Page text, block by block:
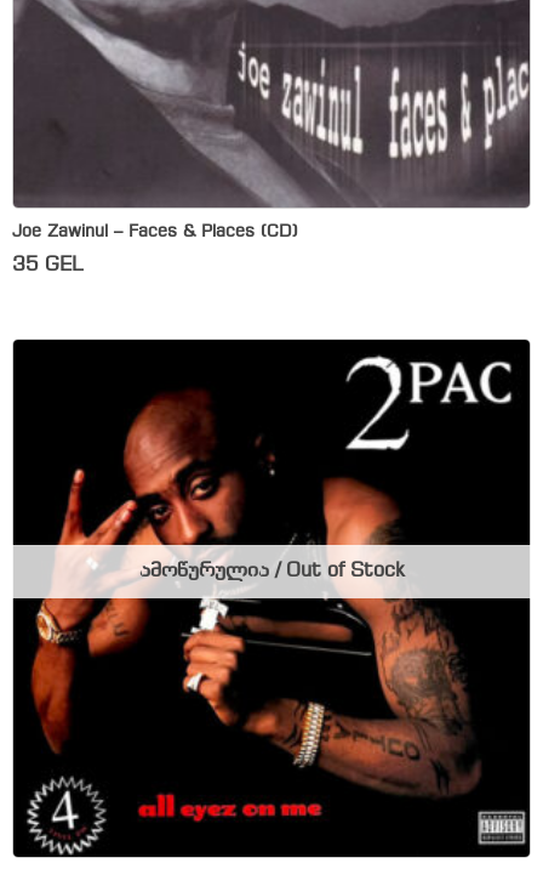
Joe Zawinul – Faces & Places (CD)
35 GEL
ამოწურულია / Out of Stock